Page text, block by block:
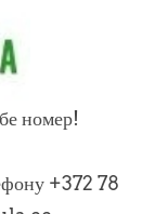
номер!
+372 78